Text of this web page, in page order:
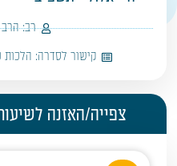
רב: הרב
קישור לסדרה: הלכות
צפייה/האזנה